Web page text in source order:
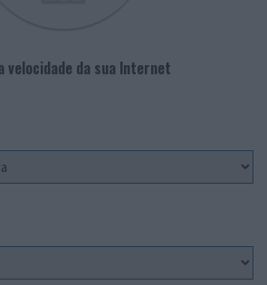
velocidade da sua Internet